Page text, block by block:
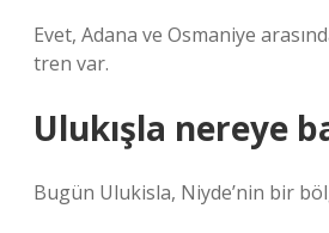
Evet, Adana ve Osmaniye
tren var.
Ulukışla nereye
Bugün Ulukisla, Niyde’nin bir